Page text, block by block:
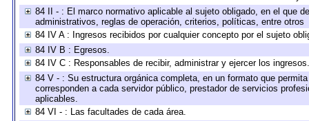
84 II - : El marco normativo aplicable al sujeto obligado, en el que
administrativos, reglas de operación, criterios, políticas, entre otros
84 IV A : Ingresos recibidos por cualquier concepto por el sujeto
84 IV B : Egresos.
84 IV C : Responsables de recibir, administrar y ejercer los ingresos.
84 V - : Su estructura orgánica completa, en un formato que
corresponden a cada servidor público, prestador de servicios
aplicables.
84 VI - : Las facultades de cada área.